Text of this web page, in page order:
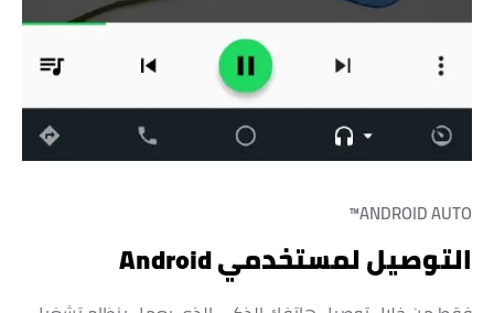
ANDROID AUTO™
التوصيل لمستخدمي Android